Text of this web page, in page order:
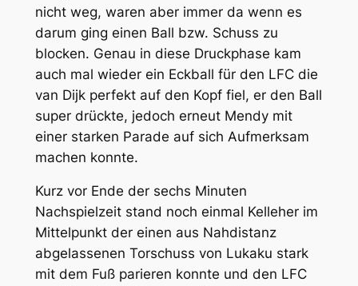
nicht weg, waren aber immer da wenn es
darum ging einen Ball bzw. Schuss zu
blocken. Genau in diese Druckphase kam
auch mal wieder ein Eckball für den LFC die
van Dijk perfekt auf den Kopf fiel, er den Ball
super drückte, jedoch erneut Mendy mit
einer starken Parade auf sich Aufmerksam
machen konnte.
Kurz vor Ende der sechs Minuten
Nachspielzeit stand noch einmal Kelleher im
Mittelpunkt der einen aus Nahdistanz
abgelassenen Torschuss von Lukaku stark
mit dem Fuß parieren konnte und den LFC